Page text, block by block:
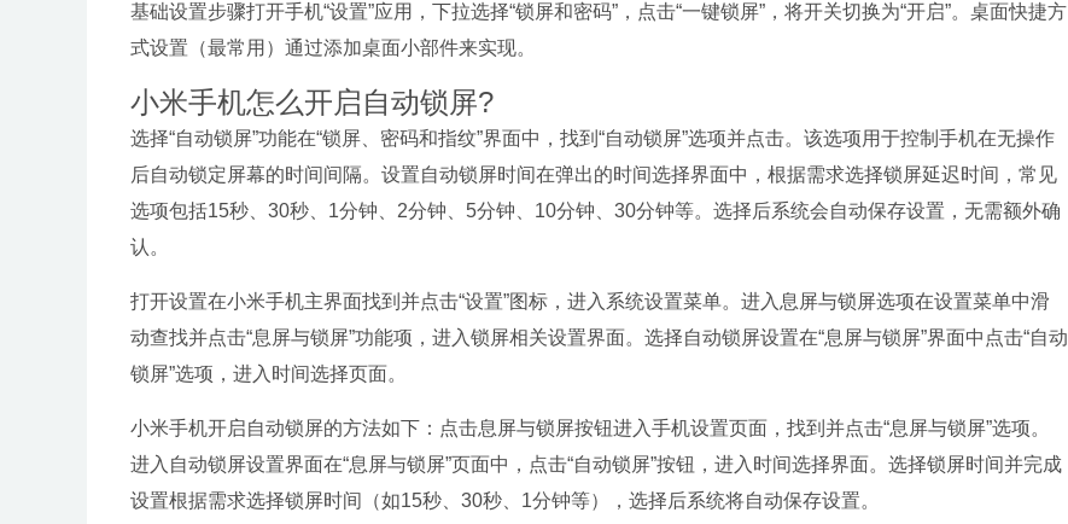
基础设置步骤打开手机“设置”应用，下拉选择“锁屏和密码”，点击“一键锁屏”，将开关切换为“开启”。桌面快捷方
式设置（最常用）通过添加桌面小部件来实现。
小米手机怎么开启自动锁屏?
选择“自动锁屏”功能在“锁屏、密码和指纹”界面中，找到“自动锁屏”选项并点击。该选项用于控制手机在无操作
后自动锁定屏幕的时间间隔。设置自动锁屏时间在弹出的时间选择界面中，根据需求选择锁屏延迟时间，常见
选项包括15秒、30秒、1分钟、2分钟、5分钟、10分钟、30分钟等。选择后系统会自动保存设置，无需额外确
认。
打开设置在小米手机主界面找到并点击“设置”图标，进入系统设置菜单。进入息屏与锁屏选项在设置菜单中滑
动查找并点击“息屏与锁屏”功能项，进入锁屏相关设置界面。选择自动锁屏设置在“息屏与锁屏”界面中点击“自动
锁屏”选项，进入时间选择页面。
小米手机开启自动锁屏的方法如下：点击息屏与锁屏按钮进入手机设置页面，找到并点击“息屏与锁屏”选项。
进入自动锁屏设置界面在“息屏与锁屏”页面中，点击“自动锁屏”按钮，进入时间选择界面。选择锁屏时间并完成
设置根据需求选择锁屏时间（如15秒、30秒、1分钟等），选择后系统将自动保存设置。